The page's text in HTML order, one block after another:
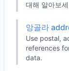
대해 알아보
앙골라
Use postal,
references
data.